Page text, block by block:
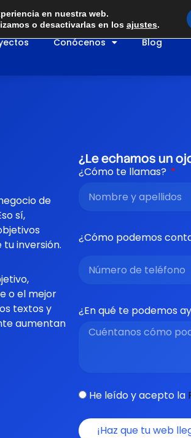
Conócenos Blog
de
sí,
inversión.
o el mejor
textosy
aumentan
¿Le echamos un
¿Cómo te llamas?
¿Cómo podemos
¿En qué te podemos
He leído y acepto la
¡Haz que tu web
en nuestra web.
o desactivarlas en los ajustes.